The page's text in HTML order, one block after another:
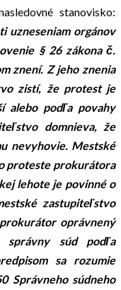
stanovisko:
uzneseniam orgánov
§ 26 zákona č.
znení. Z jeho znenia
zistí, že protest je
alebo podľa povahy
domnieva, že
nevyhovie. Mestské
proteste prokurátora
lehote je povinné o
zastupiteľstvo
oprávnený
správny súd podľa
sa rozumie
Správneho súdneho